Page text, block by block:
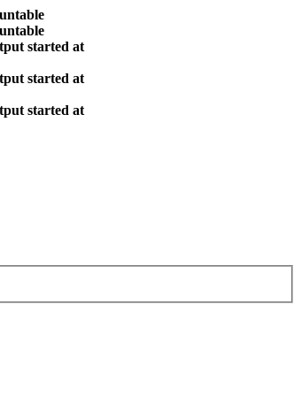
started at
started at
started at